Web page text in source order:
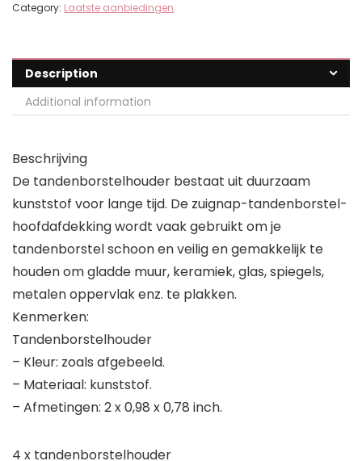
Category: Laatste aanbiedingen
Description
Additional information
Beschrijving
De tandenborstelhouder bestaat uit duurzaam
kunststof voor lange tijd. De zuignap-tandenborstel-
hoofdafdekking wordt vaak gebruikt om je
tandenborstel schoon en veilig en gemakkelijk te
houden om gladde muur, keramiek, glas, spiegels,
metalen oppervlak enz. te plakken.
Kenmerken:
Tandenborstelhouder
– Kleur: zoals afgebeeld.
– Materiaal: kunststof.
– Afmetingen: 2 x 0,98 x 0,78 inch.
4 x tandenborstelhouder